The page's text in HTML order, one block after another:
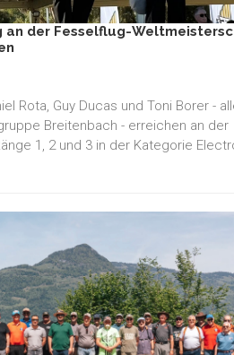
an der Fesselflug-
Rota, Guy Ducas und Toni Borer -
Breitenbach - erreichen an der
1, 2 und 3 in der Kategorie